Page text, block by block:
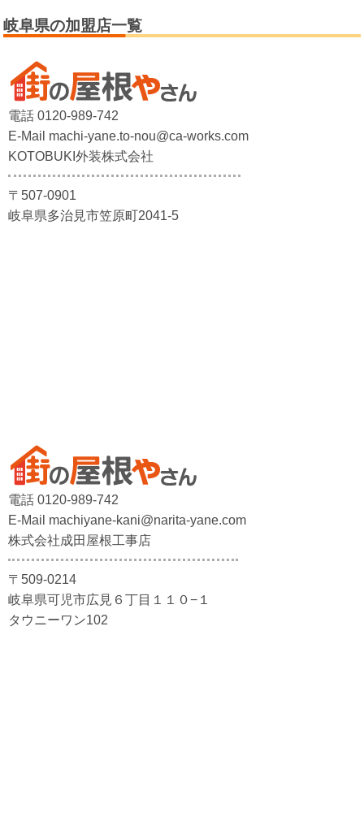
岐阜県の加盟店一覧
電話 0120-989-742
E-Mail machi-yane.to-nou@ca-works.com
KOTOBUKI外装株式会社
〒507-0901
岐阜県多治見市笠原町2041-5
電話 0120-989-742
E-Mail machiyane-kani@narita-yane.com
株式会社成田屋根工事店
〒509-0214
岐阜県可児市広見６丁目１１０−１
タウニーワン102